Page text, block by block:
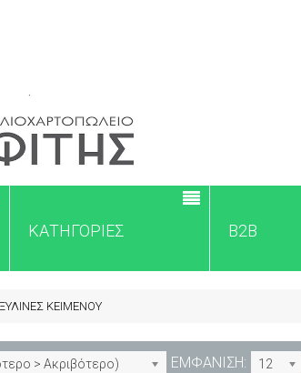
ΚΑΤΗΓΟΡΙΕΣ B2B
ΞΥΛΙΝΕΣ ΚΕΙΜΕΝΟΥ
> Ακριβότερο) ΕΜΦΑΝΙΣΗ: 12